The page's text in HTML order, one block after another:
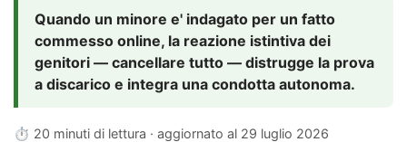
Quando un minore e' indagato per un fatto
commesso online, la reazione istintiva dei
genitori — cancellare tutto — distrugge la prova
a discarico e integra una condotta autonoma.
⏱ 20 minuti di lettura · aggiornato al 29 luglio 2026